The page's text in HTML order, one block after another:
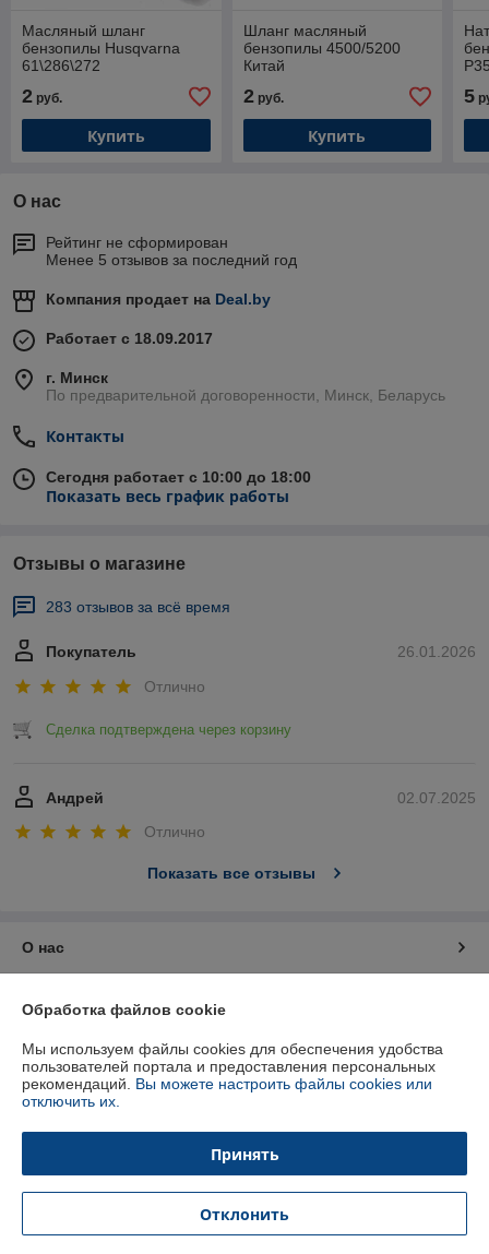
Масляный шланг
бензопилы Husqvarna
61\286\272
2 руб.
Купить
Шланг масляный
бензопилы 4500/5200
Китай
2руб.
Купить
5
О нас
Рейтинг не сформирован
Менее 5 отзывов за последний год
Компания продает на Deal.by
Работает с 18.09.2017
г. Минск
По предварительной договоренности, Минск, Беларусь
Контакты
Сегодня работает с 10:00 до 18:00
Показать весь график работы
Отзывы о магазине
283 отзывов за всё время
26.01.2026
Покупатель
Отлично
Сделка подтверждена через корзину
02.07.2025
Андрей
Отлично
Показать все отзывы
О нас
Доставка и оплата
График работы
Обработка файлов cookie
Мы используем файлы cookies для обеспечения удобства
пользователей портала и предоставления персональных
рекомендаций. Вы можете настроить файлы cookies или
отключить их.
Принять
Отклонить